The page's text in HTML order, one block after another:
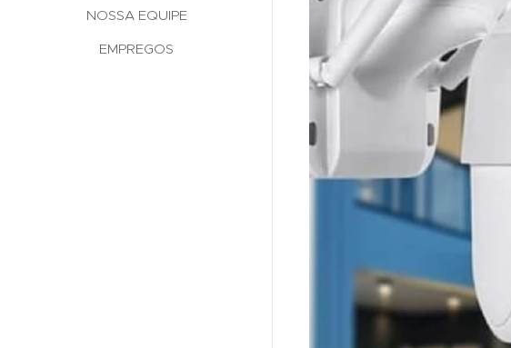
NOSSA EQUIPE
EMPREGOS